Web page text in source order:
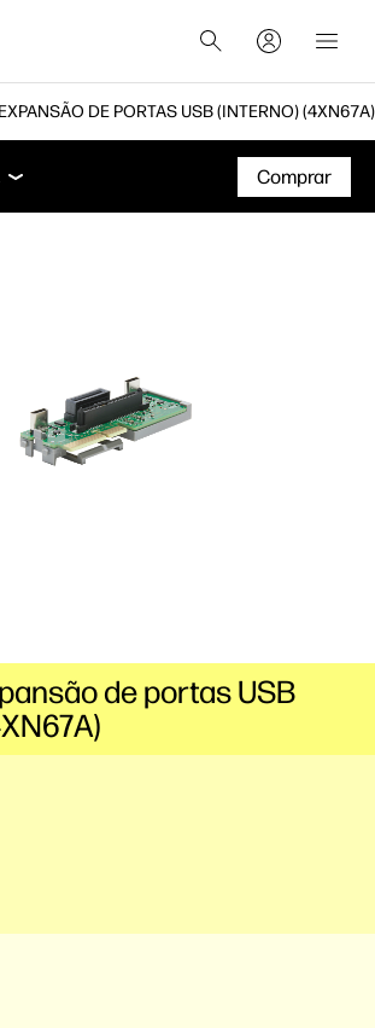
DE PORTAS USB (INTERNO) (4XN67A)
Especificações técnicas
Comprar
de portas USB